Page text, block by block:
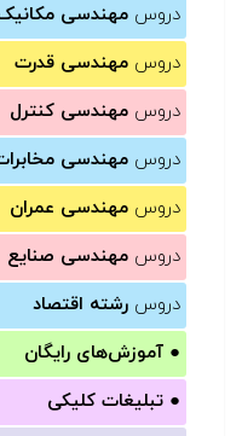
دروس مهندسی
دروس مهندسی قدرت
دروس مهندسی کنترل
دروس مهندسی
دروس مهندسی عمران
دروس مهندسی صنایع
دروس رشته اقتصاد
● آموزش‌های رایگان
● تبلیغات کلیکی